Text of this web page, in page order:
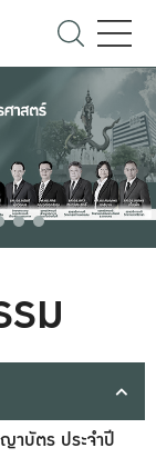
ม
าบัตร ประจำปี